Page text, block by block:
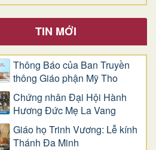
TIN MỚI
Thông Báo của Ban Truyền
thông Giáo phận Mỹ Tho
Chứng nhân Đại Hội Hành
Hương Đức Mẹ La Vang
Giáo họ Trinh Vương: Lễ kính
Thánh Đa Minh